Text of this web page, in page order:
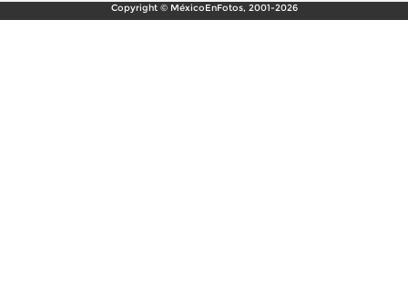
Copyright © MéxicoEnFotos, 2001-2026